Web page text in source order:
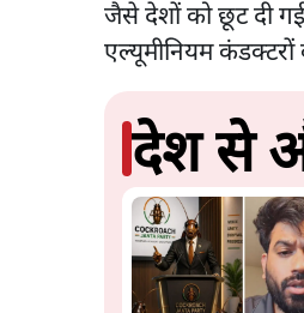
जैसे देशों को छूट दी
एल्यूमीनियम कंडक्टरों
देश से